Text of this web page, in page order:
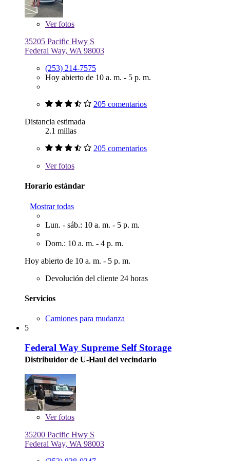
Verfotos
35205 Pacific Hwy S
Federal Way, WA 98003
(253) 214-7575
Hoy abierto de 10 a. m. - 5 p. m.
205 comentarios
Distancia estimada
2.1 millas
205 comentarios
Verfotos
Horario estándar
Mostrar todas
Lun. - sáb.: 10 a. m. - 5 p. m.
Dom.: 10 a. m. - 4 p. m.
Hoy abierto de 10 a. m. - 5 p. m.
Devolución del cliente 24 horas
Servicios
Camiones para mudanza
5
Federal Way Supreme Self Storage
Distribuidor de U-Haul del vecindario
Verfotos
35200 Pacific Hwy S
Federal Way, WA 98003